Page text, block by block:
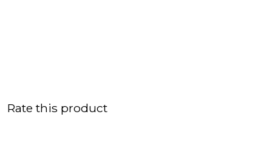
Rate this product